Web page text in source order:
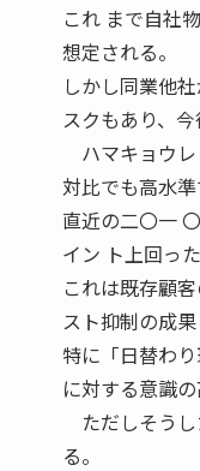
これ まで自社
想定される。
しかし同業他
スクもあり、
ハマキョウレ
対比でも高水準
直近の二〇一
イン ト上回った
これは既存顧
スト抑制の成果
特に「日替わ
に対する意識
ただしそうし
る。